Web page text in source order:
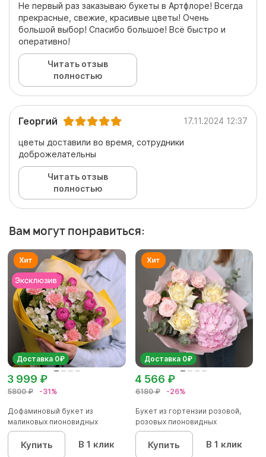
Не первый раз заказываю букеты в Артфлоре! Всегда
прекрасные, свежие, красивые цветы! Очень
большой выбор! Спасибо большое! Всё быстро и
оперативно!
Читать отзыв
полностью
Георгий 17.11.2024 12:37
цветы доставили во время, сотрудники
доброжелательны
Читать отзыв
полностью
Вам могут понравиться:
Доставка 0₽
5800 ₽ -31%
3 999 ₽
Дофаминовый букет из
малиновых пионовидных
кустовых роз...
Купить В 1 клик
Доставка 0₽
6180 ₽ -26%
4 566 ₽
Букет из гортензии розовой,
розовых пионовидных
кустовы...
Купить В 1 клик